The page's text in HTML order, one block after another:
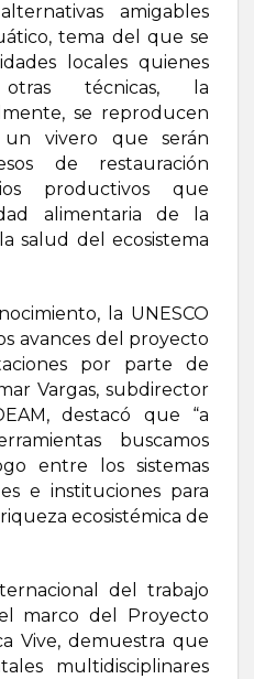
amigables
tema del que se
locales quienes
técnicas, la
se reproducen
un vivero que serán
de restauración
productivos que
alimentaria de la
salud del ecosistema
la UNESCO
avances del proyecto
por parte de
Vargas, subdirector
destacó que “a
buscamos
entre los sistemas
e instituciones para
ecosistémica de
del trabajo
marco del Proyecto
Vive, demuestra que
multidisciplinares